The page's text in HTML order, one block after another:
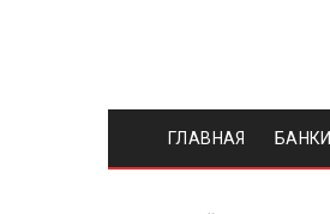
ГЛАВНАЯ БАНКИ